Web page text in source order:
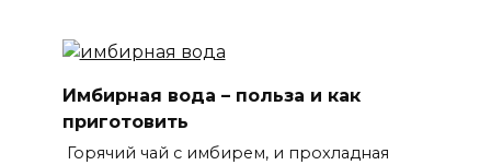
Имбирная вода – польза и как
приготовить
Горячий чай с имбирем, и прохладная